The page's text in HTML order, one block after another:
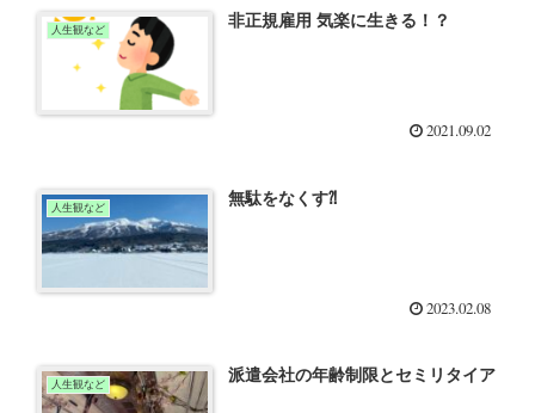
人生観など 非正規雇用 気楽に生きる！？
2021.09.02
人生観など 無駄をなくす⁈
2023.02.08
人生観など 派遣会社の年齢制限とセミリタイア